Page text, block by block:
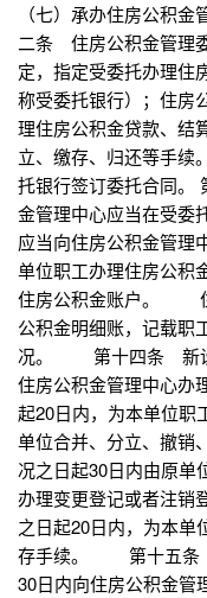
（七）承办住房公积
二条 住房公积金管理
定，指定受委托办理住
称受委托银行）；住房
理住房公积金贷款、结
立、缴存、归还等手
托银行签订委托合
金管理中心应当在受
应当向住房公积金管理
单位职工办理住房公积
住房公积金账户。 住
公积金明细账，记载职
况。 第十四条 新设
住房公积金管理中心办
起20日内，为本单位
单位合并、分立、撤销
况之日起30日内由原单
办理变更登记或者注销
之日起20日内，为本单
存手续。 第十五条
30日内向住房公积金管